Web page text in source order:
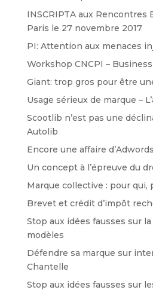
INSCRIPTA aux Rencontres
Paris le 27 novembre 2017
PI: Attention aux menaces
Workshop CNCPI –
Giant: trop gros pour être
Usage sérieux de marque –
Scootlib n’est pas une
Autolib
Encore une affaire
Un concept à l’épreuve du
Marque collective : pour qui,
Brevet et crédit d’impôt
Stop aux idées fausses sur
modèles
Défendre sa marque sur
Chantelle
Stop aux idées fausses sur